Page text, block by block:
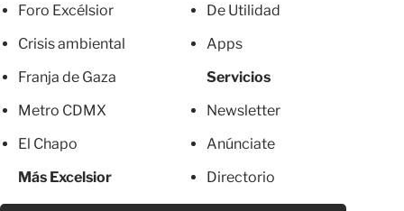
Foro Excélsior
Crisis ambiental
Franja de Gaza
Metro CDMX
El Chapo
Más Excelsior
De Utilidad
Apps
Servicios
Newsletter
Anúnciate
Directorio